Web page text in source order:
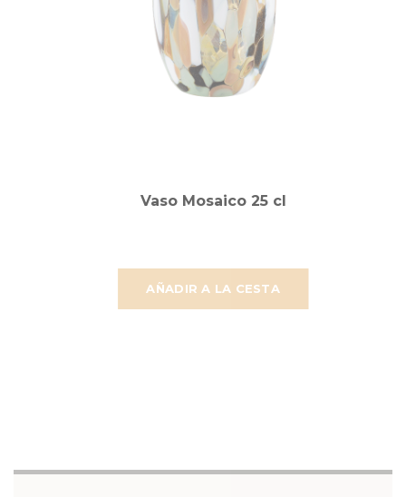
AÑADIR A LA CESTA
Vaso Mosaico 25 cl